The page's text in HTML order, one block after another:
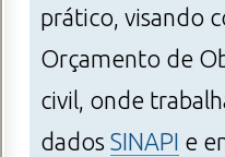
prático, visando
Orçamento de
civil, onde
dados SINAPI e